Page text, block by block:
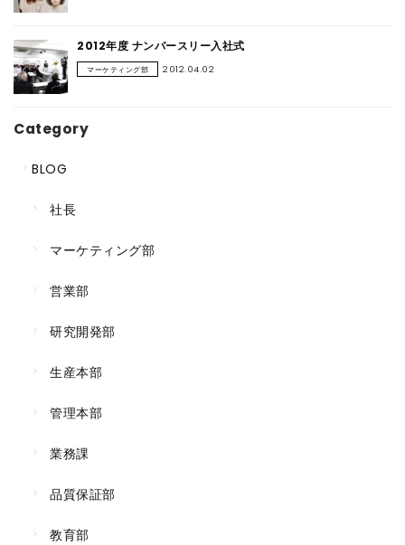
2012年度 ナンバースリー入社式
マーケティング部 2012.04.02
Category
BLOG
社長
マーケティング部
営業部
研究開発部
生産本部
管理本部
業務課
品質保証部
教育部